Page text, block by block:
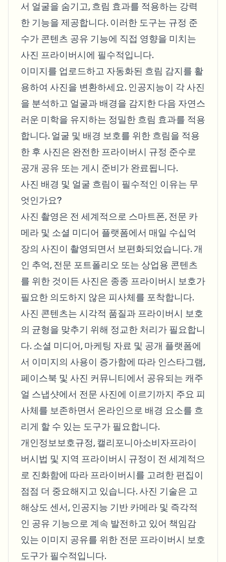
서 얼굴을 숨기고, 흐림 효과를 적용하는 강력
한 기능을 제공합니다. 이러한 도구는 규정 준
수가 콘텐츠 공유 기능에 직접 영향을 미치는
사진 프라이버시에 필수적입니다.
이미지를 업로드하고 자동화된 흐림 감지를 활
용하여 사진을 변환하세요. 인공지능이 각 사진
을 분석하고 얼굴과 배경을 감지한 다음 자연스
러운 미학을 유지하는 정밀한 흐림 효과를 적용
합니다. 얼굴 및 배경 보호를 위한 흐림을 적용
한 후 사진은 완전한 프라이버시 규정 준수로
공개 공유 또는 게시 준비가 완료됩니다.
사진 배경 및 얼굴 흐림이 필수적인 이유는 무
엇인가요?
사진 촬영은 전 세계적으로 스마트폰, 전문 카
메라 및 소셜 미디어 플랫폼에서 매일 수십억
장의 사진이 촬영되면서 보편화되었습니다. 개
인 추억, 전문 포트폴리오 또는 상업용 콘텐츠
를 위한 것이든 사진은 종종 프라이버시 보호가
필요한 의도하지 않은 피사체를 포착합니다.
사진 콘텐츠는 시각적 품질과 프라이버시 보호
의 균형을 맞추기 위해 정교한 처리가 필요합니
다. 소셜 미디어, 마케팅 자료 및 공개 플랫폼에
서 이미지의 사용이 증가함에 따라 인스타그램,
페이스북 및 사진 커뮤니티에서 공유되는 캐주
얼 스냅샷에서 전문 사진에 이르기까지 주요 피
사체를 보존하면서 온라인으로 배경 요소를 흐
리게 할 수 있는 도구가 필요합니다.
개인정보보호규정, 캘리포니아소비자프라이
버시법 및 지역 프라이버시 규정이 전 세계적으
로 진화함에 따라 프라이버시를 고려한 편집이
점점 더 중요해지고 있습니다. 사진 기술은 고
해상도 센서, 인공지능 기반 카메라 및 즉각적
인 공유 기능으로 계속 발전하고 있어 책임감
있는 이미지 공유를 위한 전문 프라이버시 보호
도구가 필수적입니다.